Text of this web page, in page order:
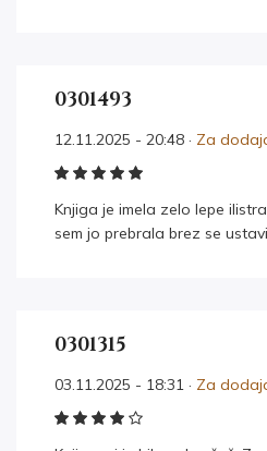
0301493
12.11.2025 - 20:48 · Za
Knjiga je imela zelo lepe
sem jo prebrala brez se
0301315
03.11.2025 - 18:31 · Za